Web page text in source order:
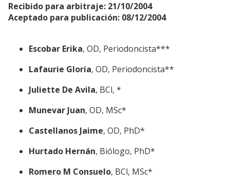
Recibido para arbitraje: 21/10/2004
Aceptado para publicación: 08/12/2004
Escobar Erika, OD, Periodoncista***
Lafaurie Gloria, OD, Periodoncista**
Juliette De Avila, BCl, *
Munevar Juan, OD, MSc*
Castellanos Jaime, OD, PhD*
Hurtado Hernán, Biólogo, PhD*
Romero M Consuelo, BCl, MSc*